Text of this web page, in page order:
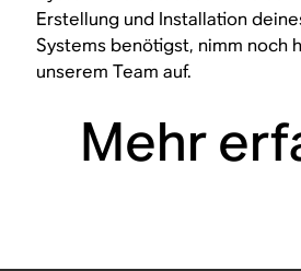
Erstellung und Installation
Systems benötigst, nimm noch
unserem Team auf.
Mehr